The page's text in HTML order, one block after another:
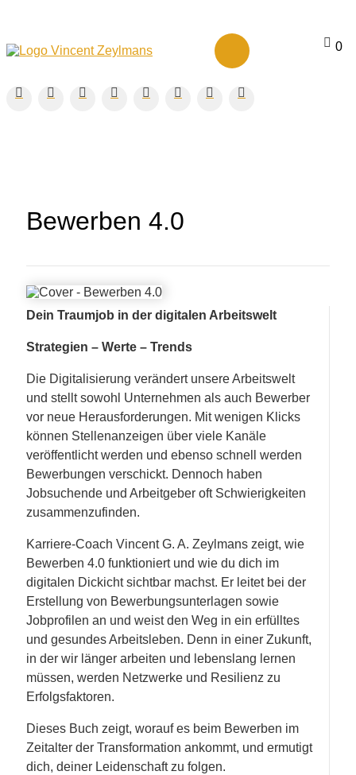
0
Bewerben 4.0
Dein Traumjob in der digitalen Arbeitswelt
Strategien – Werte – Trends
Die Digitalisierung verändert unsere Arbeitswelt
und stellt sowohl Unternehmen als auch Bewerber
vor neue Herausforderungen. Mit wenigen Klicks
können Stellenanzeigen über viele Kanäle
veröffentlicht werden und ebenso schnell werden
Bewerbungen verschickt. Dennoch haben
Jobsuchende und Arbeitgeber oft Schwierigkeiten
zusammenzufinden.
Karriere-Coach Vincent G. A. Zeylmans zeigt, wie
Bewerben 4.0 funktioniert und wie du dich im
digitalen Dickicht sichtbar machst. Er leitet bei der
Erstellung von Bewerbungsunterlagen sowie
Jobprofilen an und weist den Weg in ein erfülltes
und gesundes Arbeitsleben. Denn in einer Zukunft,
in der wir länger arbeiten und lebenslang lernen
müssen, werden Netzwerke und Resilienz zu
Erfolgsfaktoren.
Dieses Buch zeigt, worauf es beim Bewerben im
Zeitalter der Transformation ankommt, und ermutigt
dich, deiner Leidenschaft zu folgen.